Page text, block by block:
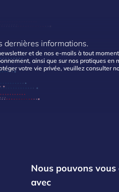
dernières informations.
et de nos e-mails à tout
ainsi que sur nos pratiques en
votre vie privée, veuillez consulter
Nous pouvons vous
avec